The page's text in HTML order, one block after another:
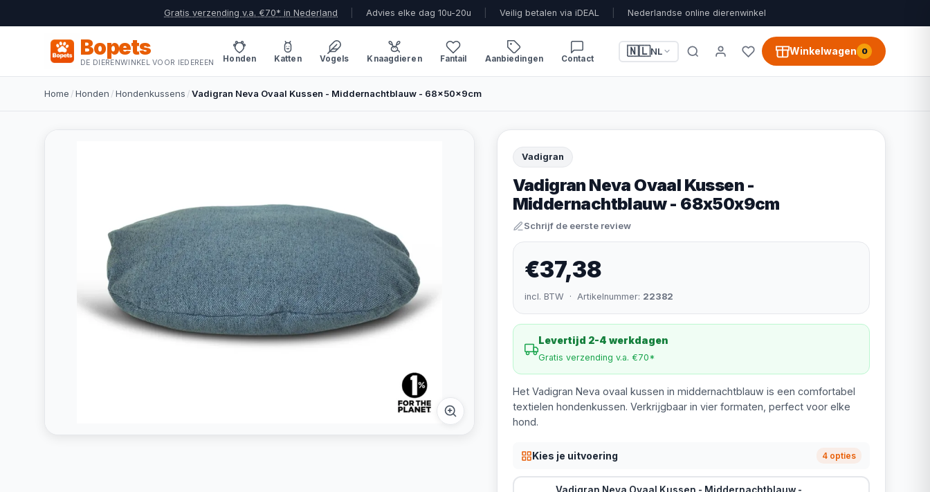
Gratis verzending v.a. €70* in Nederland Advies elke dag 10u-20u Veilig betalen via iDEAL Nederlandse online dierenwinkel
Bopets
DE DIERENWINKEL VOOR IEDEREEN Honden Katten Vogels Knaagdieren Fantail Aanbiedingen Contact
🇳🇱NL Winkelwagen 0
Home /Honden /Hondenkussens /Vadigran Neva Ovaal Kussen - Middernachtblauw - 68x50x9cm
Vadigran
Vadigran Neva Ovaal Kussen -
Middernachtblauw - 68x50x9cm
Schrijf de eerste review
€37,38
incl. BTW · Artikelnummer: 22382
Levertijd 2-4 werkdagen
Gratis verzending v.a. €70*
Het Vadigran Neva ovaal kussen in middernachtblauw is een comfortabel
textielen hondenkussen. Verkrijgbaar in vier formaten, perfect voor elke
hond.
Kies je uitvoering 4 opties